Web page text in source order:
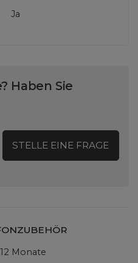
Ja
Haben Sie
STELLE EINE FRAGE
Monate